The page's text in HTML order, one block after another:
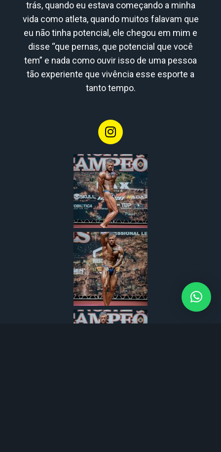
trás, quando eu estava começando a minha
vida como atleta, quando muitos falavam que
eu não tinha potencial, ele chegou em mim e
disse “que pernas, que potencial que você
tem” e nada como ouvir isso de uma pessoa
tão experiente que vivência esse esporte a
tanto tempo.